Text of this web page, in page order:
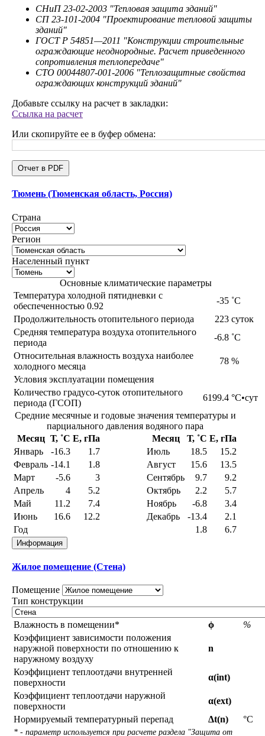
СНиП 23-02-2003 "Тепловая защита зданий"
СП 23-101-2004 "Проектирование тепловой защиты
зданий"
ГОСТ Р 54851—2011 "Конструкции строительные
ограждающие неоднородные. Расчет приведенного
сопротивления теплопередаче"
СТО 00044807-001-2006 "Теплозащитные свойства
ограждающих конструкций зданий"
Добавьте ссылку на расчет в закладки:
Ссылка на расчет
Или скопируйте ее в буфер обмена:
Отчет в PDF
Тюмень (Тюменская область, Россия)
Страна
Регион
Населенный пункт
Основные климатические параметры
Температура холодной пятидневки с
обеспеченностью 0.92
-35 ˚С
Продолжительность отопительного периода
223 суток
Средняя температура воздуха отопительного
периода
-6.8 ˚С
Относительная влажность воздуха наиболее
холодного месяца
78 %
Условия эксплуатации помещения
Количество градусо-суток отопительного
периода (ГСОП)
6199.4 °С•сут
Средние месячные и годовые значения температуры и
парциального давления водяного пара
Месяц Т, ˚С E, гПа Месяц Т, ˚С E, гПа
Январь
-16.3 1.7 Июль 18.5
15.2
Февраль -14.1 1.8 Август 15.6
13.5
Март
-5.6 3 Сентябрь 9.7
9.2
Апрель
4 5.2 Октябрь 2.2
5.7
Май
11.2 7.4 Ноябрь -6.8
3.4
Июнь
16.6 12.2 Декабрь -13.4
2.1
Год
1.8 6.7
Информация
Жилое помещение (Стена)
Помещение
Тип конструкции
Влажность в помещении* ϕ
%
Коэффициент зависимости положения
наружной поверхности по отношению к
наружному воздуху
n
Коэффициент теплоотдачи внутренней
поверхности
α(int)
Коэффициент теплоотдачи наружной
поверхности
α(ext)
Нормируемый температурный перепад
Δt(n) °С
* - параметр используется при расчете раздела "Защита от